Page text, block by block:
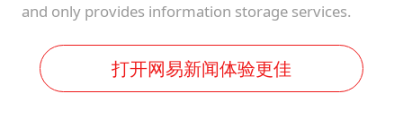
and only provides information storage services.
打开网易新闻体验更佳